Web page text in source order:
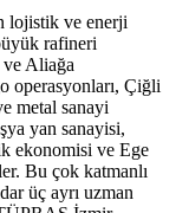
lojistik ve enerji
rafineri
ve Aliağa
operasyonları, Çiğli
metal sanayi
yan sanayisi,
ekonomisi ve Ege
Bu çok katmanlı
üç ayrı uzman